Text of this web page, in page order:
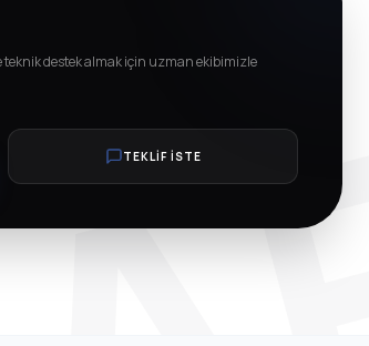
destek almak için uzman ekibimizle
TEKLİF İSTE